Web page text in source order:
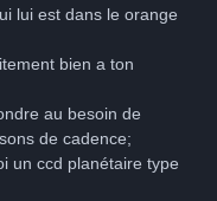
lui est dans le orange
bien a ton
au besoin de
de cadence;
un ccd planétaire type